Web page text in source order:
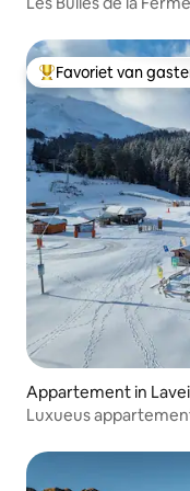
Topfavoriet van
Favoriet van
Appartement in
Luxueus